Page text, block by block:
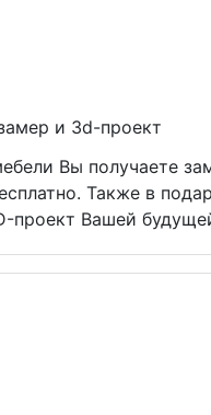
и 3d-проект
Вы получаете
Также в
проект Вашей